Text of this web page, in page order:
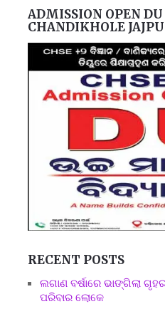
ADMISSION OPEN
CHANDIKHOLE
RECENT POSTS
ଲଗାଣ ବର୍ଷାରେ ଭାଙ୍ଗିଲା
ପରିବାର ଲୋକେ